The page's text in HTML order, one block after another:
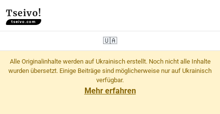
Tseivo!
tseivo.com
🇺🇦
Alle Originalinhalte werden auf Ukrainisch erstellt. Noch nicht alle Inhalte
wurden übersetzt. Einige Beiträge sind möglicherweise nur auf Ukrainisch
verfügbar.
Mehr erfahren